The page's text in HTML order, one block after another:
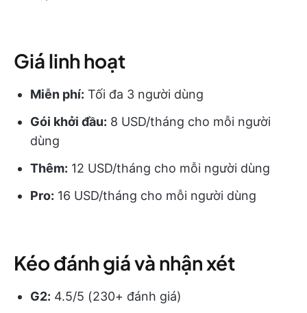
Giá linh hoạt
Miễn phí: Tối đa 3 người dùng
Gói khởi đầu: 8 USD/tháng cho mỗi người
dùng
Thêm: 12 USD/tháng cho mỗi người dùng
Pro: 16 USD/tháng cho mỗi người dùng
Kéo đánh giá và nhận xét
G2: 4.5/5 (230+ đánh giá)